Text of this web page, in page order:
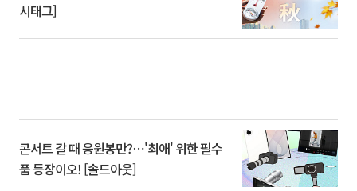
시태그]
콘서트 갈 때 응원봉만?⋯'최애' 위한 필수
품 등장이오! [솔드아웃]